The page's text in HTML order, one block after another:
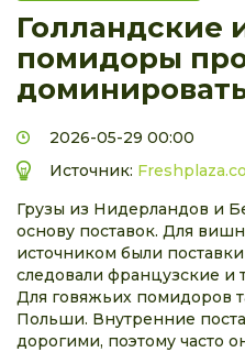
Голландские
помидоры
2026-05-29 00:00
Источник:
Грузы из Нидерландов и
основу поставок. Для
источником были
следовали французские и
Для говяжьих помидоров
Польши. Внутренние
дорогими, поэтому часто